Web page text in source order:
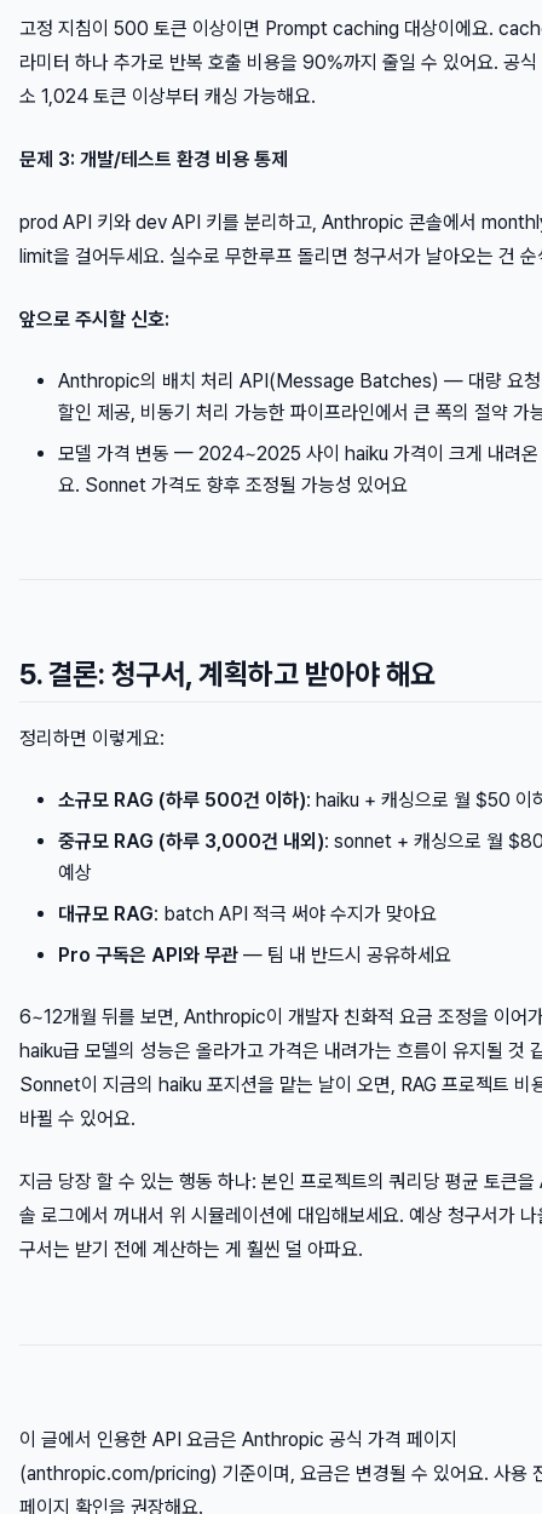
고정 지침이 500 토큰 이상이면 Prompt caching 대상이에요.
라미터 하나 추가로 반복 호출 비용을 90%까지 줄일 수 있어요. 공
소 1,024 토큰 이상부터 캐싱 가능해요.
문제 3: 개발/테스트 환경 비용 통제
prod API 키와 dev API 키를 분리하고, Anthropic 콘솔에서
limit을 걸어두세요. 실수로 무한루프 돌리면 청구서가 날아오는 건
앞으로 주시할 신호:
Anthropic의 배치 처리 API(Message Batches) — 대량 요청
할인 제공, 비동기 처리 가능한 파이프라인에서 큰 폭의 절약 가
모델 가격 변동 — 2024~2025 사이 haiku 가격이 크게 내려온
요. Sonnet 가격도 향후 조정될 가능성 있어요
5. 결론: 청구서, 계획하고 받아야 해요
정리하면 이렇게요:
소규모 RAG (하루 500건 이하): haiku + 캐싱으로 월 $50 이
중규모 RAG (하루 3,000건 내외): sonnet + 캐싱으로 월
예상
대규모 RAG: batch API 적극 써야 수지가 맞아요
Pro 구독은 API와 무관 — 팀 내 반드시 공유하세요
6~12개월 뒤를 보면, Anthropic이 개발자 친화적 요금 조정을 이어
haiku급 모델의 성능은 올라가고 가격은 내려가는 흐름이 유지될 것
Sonnet이 지금의 haiku 포지션을 맡는 날이 오면, RAG 프로젝트 비
바뀔 수 있어요.
지금 당장 할 수 있는 행동 하나: 본인 프로젝트의 쿼리당 평균 토큰
솔 로그에서 꺼내서 위 시뮬레이션에 대입해보세요. 예상 청구서가
구서는 받기 전에 계산하는 게 훨씬 덜 아파요.
이 글에서 인용한 API 요금은 Anthropic 공식 가격 페이지
(anthropic.com/pricing) 기준이며, 요금은 변경될 수 있어요. 사용
페이지 확인을 권장해요.